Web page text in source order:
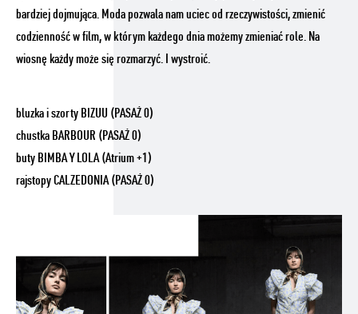
bardziej dojmująca. Moda pozwala nam uciec od rzeczywistości, zmienić
codzienność w film, w którym każdego dnia możemy zmieniać role. Na
wiosnę każdy może się rozmarzyć. I wystroić.
bluzka i szorty BIZUU (PASAŻ 0)
chustka BARBOUR (PASAŻ 0)
buty BIMBA Y LOLA (Atrium +1)
rajstopy CALZEDONIA (PASAŻ 0)